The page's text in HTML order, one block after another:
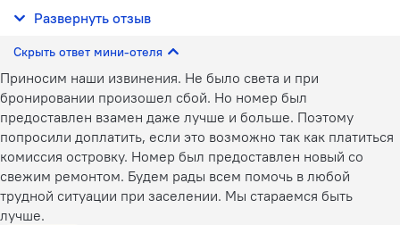
детьми в поисках
Развернуть отзыв
Скрыть ответ мини-отеля
Приносим наши извинения. Не было света и при
бронировании произошел сбой. Но номер был
предоставлен взамен даже лучше и больше. Поэтому
попросили доплатить, если это возможно так как платиться
комиссия островку. Номер был предоставлен новый со
свежим ремонтом. Будем рады всем помочь в любой
трудной ситуации при заселении. Мы стараемся быть
лучше.